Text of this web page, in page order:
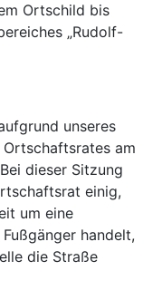
Ortschild bis
„Rudolf-
unseres
am
dieser Sitzung
einig,
um eine
handelt,
die Straße